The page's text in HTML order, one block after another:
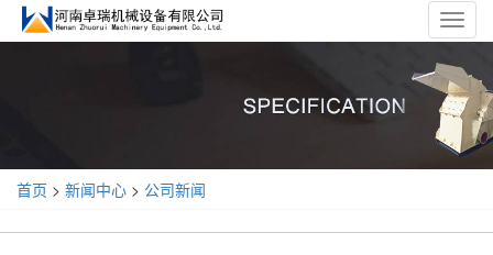
首页 > 新闻中心 > 公司新闻